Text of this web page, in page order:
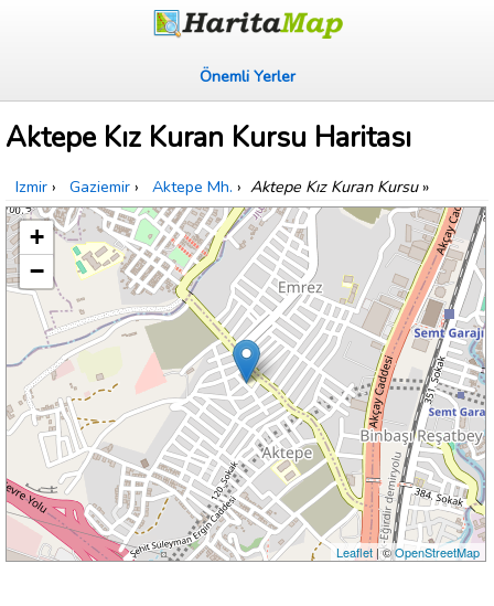
Önemli Yerler
Aktepe Kız Kuran Kursu Haritası
Izmir › Gaziemir › Aktepe Mh. › Aktepe Kız Kuran Kursu»
+
−
Leaflet| ©OpenStreetMap